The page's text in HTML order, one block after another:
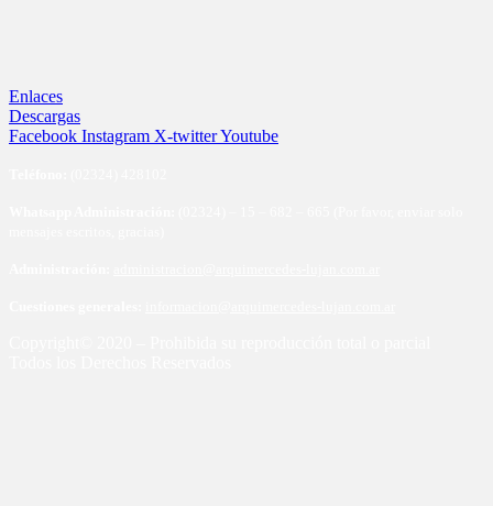
Enlaces
Descargas
Facebook Instagram X-twitterYoutube